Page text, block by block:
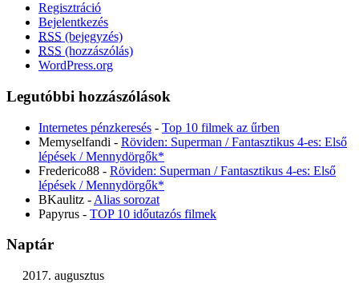
Regisztráció
Bejelentkezés
RSS (bejegyzés)
RSS (hozzászólás)
WordPress.org
Legutóbbi hozzászólások
Internetes pénzkeresés - Top 10 filmek az űrben
Memyselfandi - Röviden: Superman / Fantasztikus 4-es: Első
lépések / Mennydörgők*
Frederico88 - Röviden: Superman / Fantasztikus 4-es: Első
lépések / Mennydörgők*
BKaulitz - Alias sorozat
Papyrus - TOP 10 időutazós filmek
Naptár
2017. augusztus